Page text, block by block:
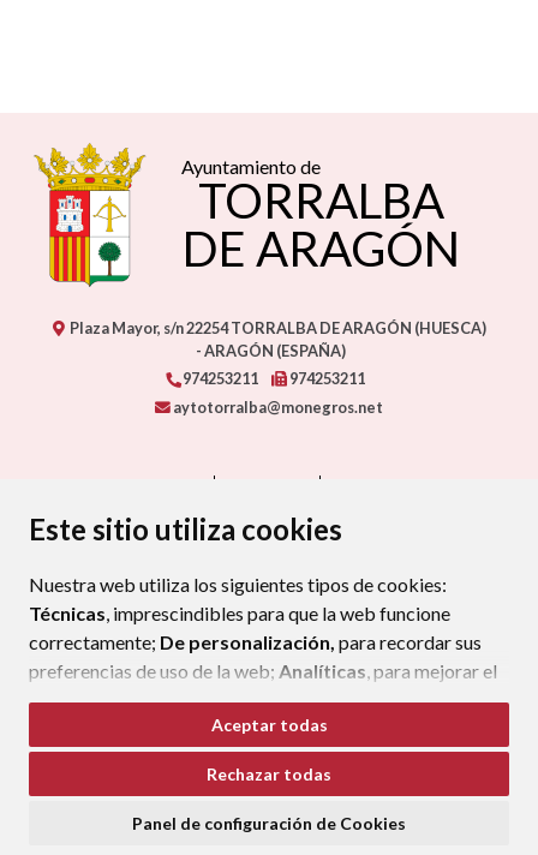
Este sitio utiliza cookies
Nuestra web utiliza los siguientes tipos de cookies:
Técnicas, imprescindibles para que la web funcione
correctamente; De personalización, para recordar sus
preferencias de uso de la web; Analíticas, para mejorar el
funcionamiento de la web y sus servicios.
Si acepta pulsando el botón“Aceptar todas”
consideramos que acepta su uso. Si pulsa el botón
ninguna acción, se guardarán las cookies técnicas
Aceptar todas
Rechazar todas
Panel de configuración de Cookies
Ayuntamiento de
TORRALBA
DE ARAGÓN
Plaza Mayor, s/n22254 TORRALBA DE ARAGÓN (HUESCA)
- ARAGÓN (ESPAÑA)
974253211
974253211
aytotorralba@monegros.net
PROTECCIÓN DE DATOS
POLÍTICA DE COOKIES